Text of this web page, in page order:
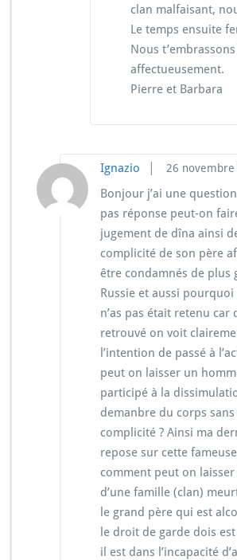
clan malfaisant,
Le temps ensuite
Nous
affectueusement.
Pierre et Barbara
Ignazio 26 novembre
Bonjour j’ai une
pas réponse peut-on
jugement de dîna ainsi
complicité de son père
être condamnés de plus
Russie et aussi
n’as pas était retenu car
retrouvé on voit
l’intention de passé à
peut on laisser un
participé à la
demanbre du corps
complicité ? Ainsi ma
repose sur cette
comment peut on
d’une famille (clan)
le grand père qui est
le droit de garde dois
il est dans l’incapacité